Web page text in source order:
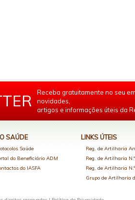
Receba gratuitamente no seu
novidades,
artigos e informações úteis da
SAÚDE
Saúde
do Beneficiário ADM
do IASFA
LINKS ÚTEIS
Reg. de Artilharia
Reg. de Artilharia
Reg. de Artilharia
Grupo de Artilharia